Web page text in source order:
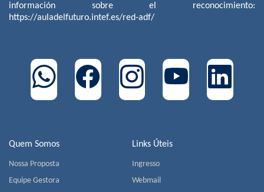
Quem Somos
Nossa Proposta
Equipe Gestora
Links Úteis
Ingresso
Webmail
información sobre el reconocimiento:
https://auladelfuturo.intef.es/red-adf/